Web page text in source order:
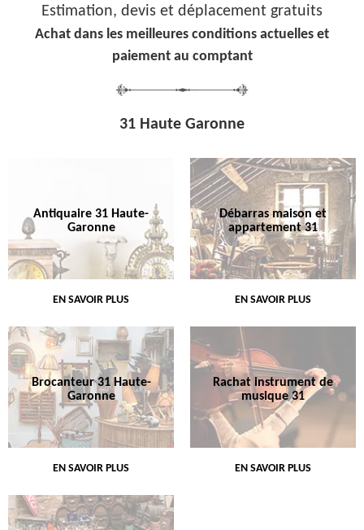
Estimation, devis et déplacement gratuits
Achat dans les meilleures conditions actuelles et
paiement au comptant
31 Haute Garonne
Antiquaire 31 Haute-
Garonne
EN SAVOIR PLUS
Débarras maison et
appartement 31
EN SAVOIR PLUS
Brocanteur 31 Haute-
Garonne
EN SAVOIR PLUS
Rachat instrument de
musique 31
EN SAVOIR PLUS